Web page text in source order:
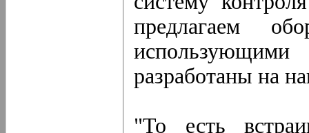
предлагаем
разработаны на
"То есть